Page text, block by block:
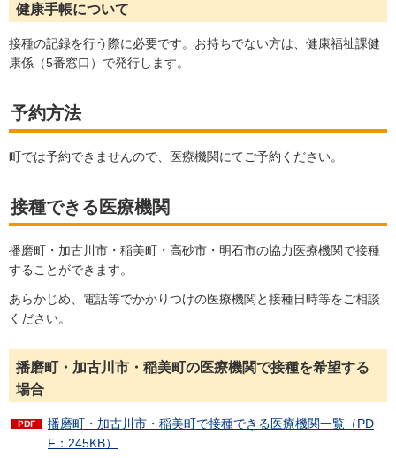
健康手帳について
接種の記録を行う際に必要です。お持ちでない方は、健康福祉課健
康係（5番窓口）で発行します。
予約方法
町では予約できませんので、医療機関にてご予約ください。
接種できる医療機関
播磨町・加古川市・稲美町・高砂市・明石市の協力医療機関で接種
することができます。
あらかじめ、電話等でかかりつけの医療機関と接種日時等をご相談
ください。
播磨町・加古川市・稲美町の医療機関で接種を希望する
場合
播磨町・加古川市・稲美町で接種できる医療機関一覧（PD
F：245KB）